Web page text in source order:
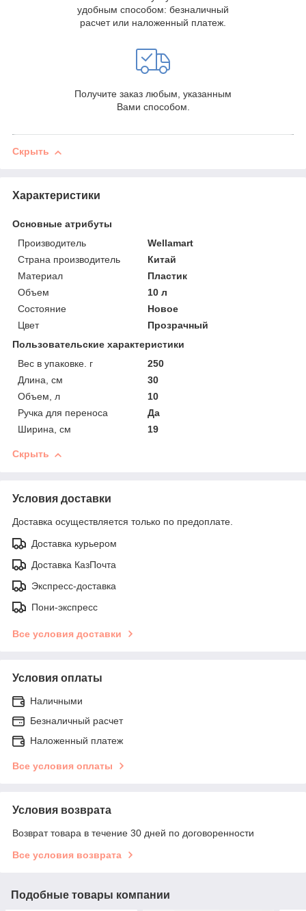
удобным способом: безналичный
расчет или наложенный платеж.
Получите заказ любым, указанным
Вами способом.
Скрыть
Характеристики
Основные атрибуты
Производитель
Wellamart
Страна производитель
Китай
Материал
Пластик
Объем
10 л
Состояние
Новое
Цвет
Прозрачный
Пользовательские характеристики
Вес в упаковке. г
250
Длина, см
30
Объем, л
10
Ручка для переноса
Да
Ширина, см
19
Скрыть
Условия доставки
Доставка осуществляется только по предоплате.
Доставка курьером
Доставка КазПочта
Экспресс-доставка
Пони-экспресс
Все условия доставки
Условия оплаты
Наличными
Безналичный расчет
Наложенный платеж
Все условия оплаты
Условия возврата
Возврат товара в течение 30 дней по договоренности
Все условия возврата
Подобные товары компании